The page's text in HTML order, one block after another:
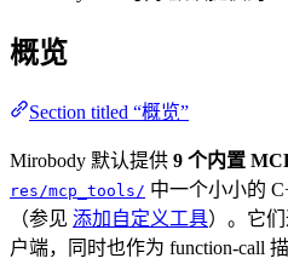
概览
Section titled “概览”
Mirobody 默认提供 9 个内置
res/mcp_tools/ 中一个小小的
（参见 添加自定义工具）。它
户端，同时也作为 function-call